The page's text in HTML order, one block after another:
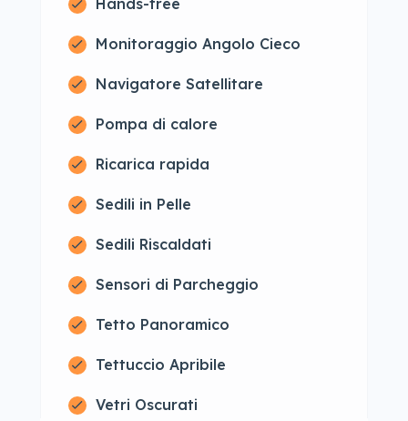
Hands-free
Monitoraggio Angolo Cieco
Navigatore Satellitare
Pompa di calore
Ricarica rapida
Sedili in Pelle
Sedili Riscaldati
Sensori di Parcheggio
Tetto Panoramico
Tettuccio Apribile
Vetri Oscurati